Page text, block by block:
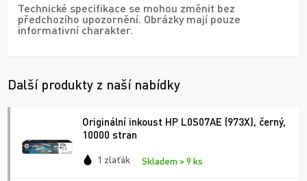
Technické specifikace se mohou změnit bez
předchozího upozornění. Obrázky mají pouze
informativní charakter.
Další produkty z naší nabídky
Originální inkoust HP L0S07AE (973X), černý,
10000 stran
1 zlaťák Skladem > 9 ks